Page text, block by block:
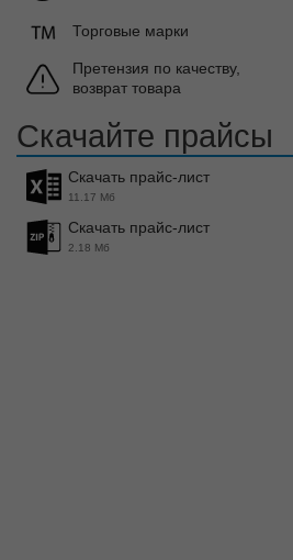
Торговые марки
Претензия по качеству,
возврат товара
Скачайте прайсы
Скачать прайс-лист
11.17 Мб
Скачать прайс-лист
2.18 Мб